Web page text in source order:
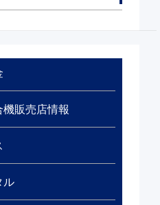
機販売店情報
ル